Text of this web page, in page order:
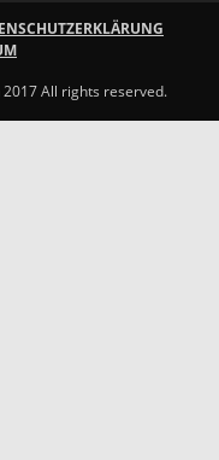
All rights reserved.